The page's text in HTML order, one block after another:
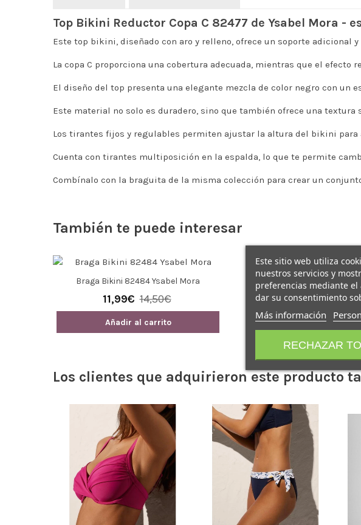
Top Bikini Reductor Copa C 82477 de Ysabel Mora -
Este top bikini, diseñado con aro y relleno, ofrece un soporte adicional
La copa C proporciona una cobertura adecuada, mientras que el
El diseño del top presenta una elegante mezcla de color negro con un
Este material no solo es duradero, sino que también ofrece una textura
Los tirantes fijos y regulables permiten ajustar la altura del bikini para
Cuenta con tirantes multiposición en la espalda, lo que te permite
Combínalo con la braguita de la misma colección para crear un
También te puede interesar
Braga Bikini 82484 Ysabel Mora
11,99€ 14,50€
Añadir al carrito
Los clientes que adquirieron este producto
Este sitio web utiliza
nuestros servicios y
preferencias mediante el
dar su consentimiento
Más información
RECHAZAR